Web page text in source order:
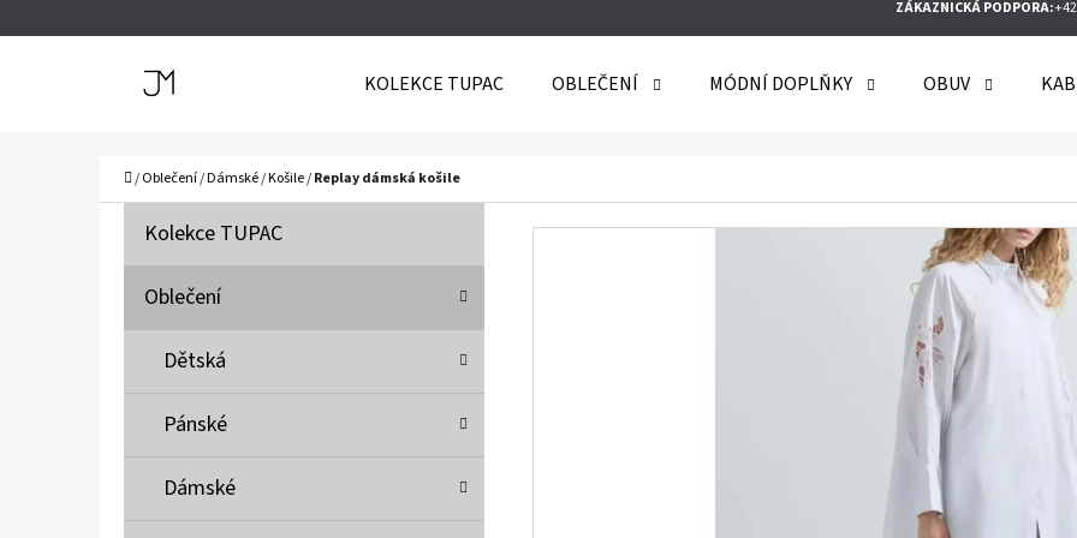
ZÁKAZNICKÁ PODPORA:
KOLEKCE TUPAC OBLEČENÍ MÓDNÍ DOPLŇKY OBUV
Domů
/Oblečení/Dámské/Košile/Replay dámská košile
Přeskočit
K Kolekce TUPAC
Oblečení
Dětská
Pánské
Dámské
HLEDAT